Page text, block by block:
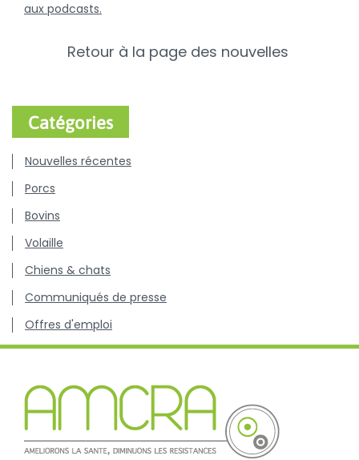
aux podcasts.
Retour à la page des nouvelles
Catégories
Nouvelles récentes
Porcs
Bovins
Volaille
Chiens & chats
Communiqués de presse
Offres d'emploi